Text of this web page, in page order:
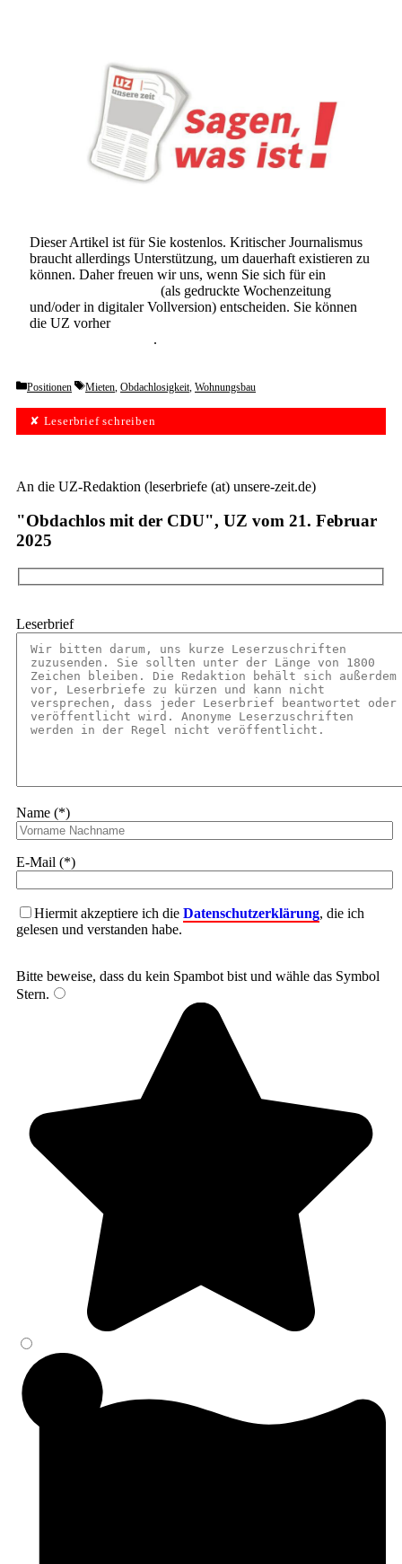
Dieser Artikel ist für Sie kostenlos. Kritischer Journalismus
braucht allerdings Unterstützung, um dauerhaft existieren zu
können. Daher freuen wir uns, wenn Sie sich für ein
(als gedruckte Wochenzeitung
und/oder in digitaler Vollversion) entscheiden. Sie können
die UZ vorher
.
Categories
Positionen Tags
Mieten, Obdachlosigkeit, Wohnungsbau
✘ Leserbrief schreiben
An die UZ-Redaktion (leserbriefe (at) unsere-zeit.de)
"Obdachlos mit der CDU", UZ vom 21. Februar
2025
Leserbrief
Name (*)
E-Mail (*)
Hiermit akzeptiere ich die Datenschutzerklärung, die ich
gelesen und verstanden habe.
Bitte beweise, dass du kein Spambot bist und wähle das Symbol
Stern.